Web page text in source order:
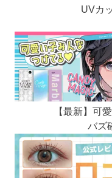
UVカ
【最新】可
バズ